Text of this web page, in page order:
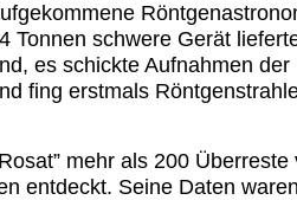
Tonnen schwere Gerät
es schickte Aufnahmen der
fing erstmals
mehr als 200 Überreste
entdeckt. Seine Daten